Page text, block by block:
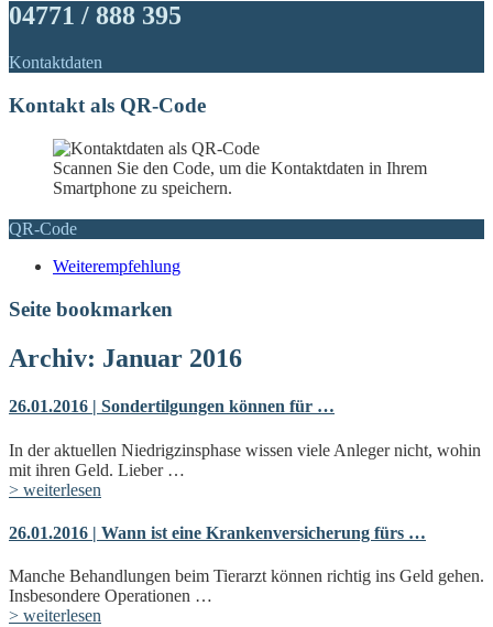
04771 / 888 395
Kontaktdaten
Kontakt als QR-Code
Scannen Sie den Code, um die Kontaktdaten in Ihrem
Smartphone zu speichern.
QR-Code
Weiterempfehlung
Seite bookmarken
Archiv: Januar 2016
26.01.2016 | Sondertilgungen können für …
In der aktuellen Niedrigzinsphase wissen viele Anleger nicht, wohin
mit ihren Geld. Lieber …
> weiterlesen
26.01.2016 | Wann ist eine Krankenversicherung fürs …
Manche Behandlungen beim Tierarzt können richtig ins Geld gehen.
Insbesondere Operationen …
> weiterlesen